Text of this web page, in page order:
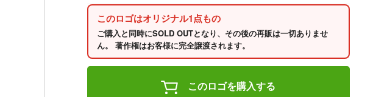
このロゴはオリジナル1点もの
ご購入と同時にSOLD OUTとなり、その後の再販は一切ありませ
ん。 著作権はお客様に完全譲渡されます。
このロゴを購入する